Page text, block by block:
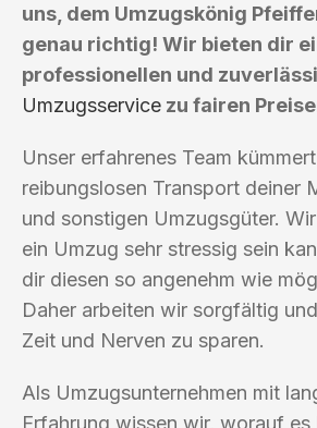
uns, dem Umzugskönig
genau richtig! Wir bieten dir
professionellen und
Umzugsservice zu fairen
Unser erfahrenes Team
reibungslosen Transport deiner
und sonstigen Umzugsgüter.
ein Umzug sehr stressig sein
dir diesen so angenehm wie
Daher arbeiten wir sorgfältig
Zeit und Nerven zu sparen.
Als Umzugsunternehmen mit
Erfahrung wissen wir, worauf es